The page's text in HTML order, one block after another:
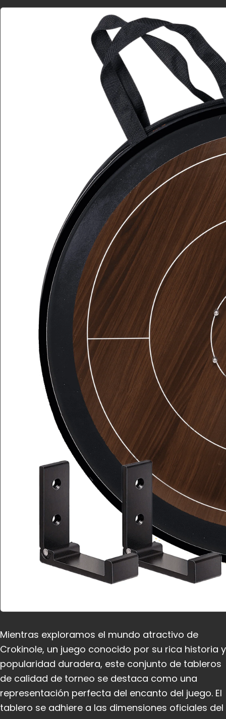
Mientras exploramos el mundo atractivo de
Crokinole, un juego conocido por su rica historia y
popularidad duradera, este conjunto de tableros
de calidad de torneo se destaca como una
representación perfecta del encanto del juego. El
tablero se adhiere a las dimensiones oficiales del